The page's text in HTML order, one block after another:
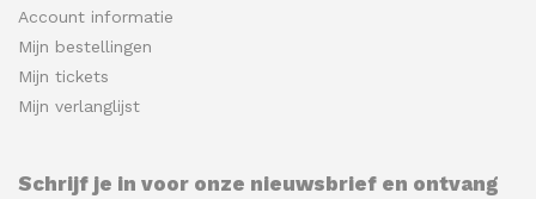
Account informatie
Mijn bestellingen
Mijn tickets
Mijn verlanglijst
Schrijf je in voor onze nieuwsbrief en ontvang